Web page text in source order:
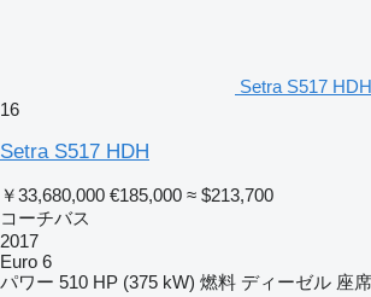
Setra S517
16
Setra S517 HDH
￥33,680,000 €185,000 ≈ $213,700
コーチバス
2017
Euro 6
パワー 510 HP (375 kW) 燃料 ディーゼル 座